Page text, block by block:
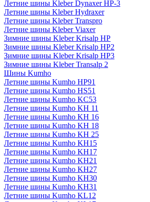
Летние шины Kleber Dynaxer HP-3
Летние шины Kleber Hydraxer
Летние шины Kleber Transpro
Летние шины Kleber Viaxer
Зимние шины Kleber Krisalp HP
Зимние шины Kleber Krisalp HP2
Зимние шины Kleber Krisalp HP3
Зимние шины Kleber Transalp 2
Шины Kumho
Летние шины Kumho HP91
Летние шины Kumho HS51
Летние шины Kumho KC53
Летние шины Kumho KH 11
Летние шины Kumho KH 16
Летние шины Kumho KH 18
Летние шины Kumho KH 25
Летние шины Kumho KH15
Летние шины Kumho KH17
Летние шины Kumho KH21
Летние шины Kumho KH27
Летние шины Kumho KH30
Летние шины Kumho KH31
Летние шины Kumho KL12